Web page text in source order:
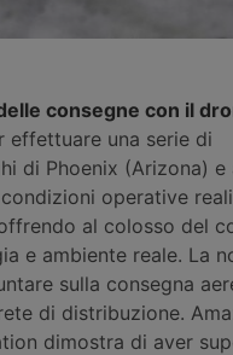
consegne con il
effettuare una serie di
di Phoenix (Arizona) e
operative
al colosso del
e ambiente reale. La
sulla consegna
di distribuzione.
dimostra di aver